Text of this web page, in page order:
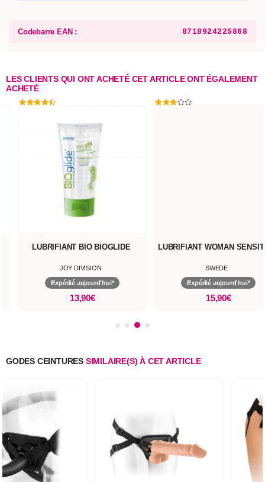
Codebarre EAN : 8718924225868
LES CLIENTS QUI ONT ACHETÉ CET ARTICLE ONT ÉGALEMENT
ACHETÉ
LUBRIFIANT BIO BIOGLIDE
JOY DIVISION
Expédié aujourd'hui*
13,90€
LUBRIFIANT WOMAN
SWEDE
Expédié aujourd'hui*
15,90€
GODES CEINTURES SIMILAIRE(S) À CET ARTICLE